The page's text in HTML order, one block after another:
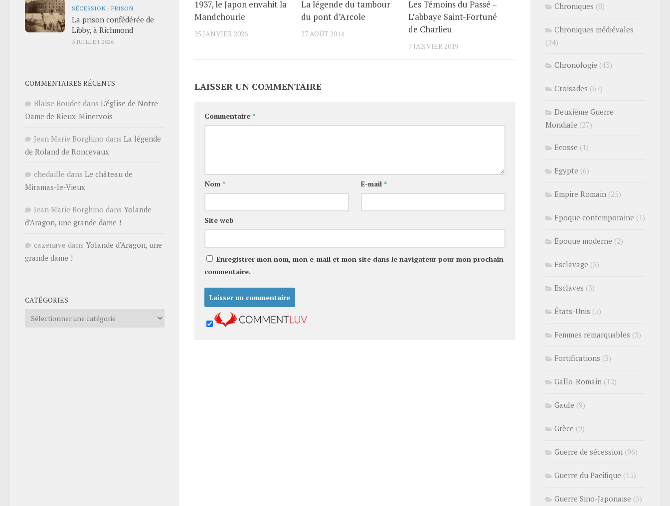
1937, le Japon envahit la
Mandchourie
25 JANVIER 2026
La légende du tambour
du pont d’Arcole
27 AOÛT 2014
Les Témoins du Passé –
L’abbaye Saint-Fortuné
de Charlieu
7 JANVIER 2019
LAISSER UN COMMENTAIRE
Commentaire *
Nom * E-mail *
Site web
Enregistrer mon nom, mon e-mail et mon site dans le navigateur pour mon prochain
commentaire.
SÉCESSION / PRISON
La prison confédérée de
Libby, à Richmond
5 JUILLET 2026
COMMENTAIRES RÉCENTS
Blaise Boudet dans L’église de Notre-
Dame de Rieux-Minervois
Jean Marie Borghino dans La légende
de Roland de Roncevaux
chedaille dans Le château de
Miramas-le-Vieux
Jean Marie Borghino dans Yolande
d’Aragon, une grande dame !
cazenave dans Yolande d’Aragon, une
grande dame !
CATÉGORIES
Catégories
Chroniques (8)
Chroniques médiévales
(24)
Chronologie (43)
Croisades (67)
Deuxième Guerre
Mondiale (27)
Ecosse (1)
Egypte (6)
Empire Romain (25)
Epoque contemporaine (1)
Epoque moderne (2)
Esclavage (3)
Esclaves (3)
États-Unis (5)
Femmes remarquables (3)
Fortifications (3)
Gallo-Romain (12)
Gaule (9)
Grèce (9)
Guerre de sécession (96)
Guerre du Pacifique (15)
Guerre Sino-Japonaise (5)